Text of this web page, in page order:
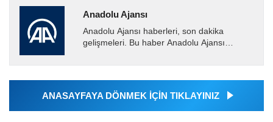
Anadolu Ajansı
Anadolu Ajansı haberleri, son dakika
gelişmeleri. Bu haber Anadolu Ajansı
tarafından geçilen tüm...
ANASAYFAYA DÖNMEK İÇİN TIKLAYINIZ